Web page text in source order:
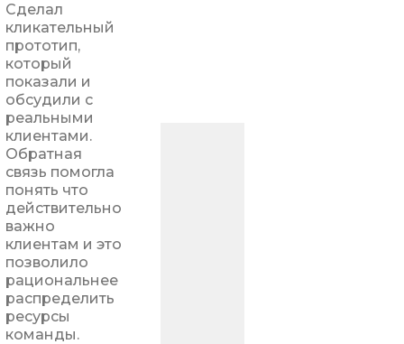
Сделал
кликательный
прототип,
который
показали и
обсудили с
реальными
клиентами.
Обратная
связь помогла
понять что
действительно
важно
клиентам и это
позволило
рациональнее
распределить
ресурсы
команды.